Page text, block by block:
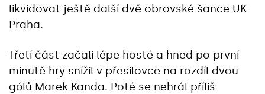
likvidovat ještě další dvě obrovské šance UK
Praha.
Třetí část začali lépe hosté a hned po první
minutě hry snížil v přesilovce na rozdíl dvou
gólů Marek Kanda. Poté se nehrál příliš